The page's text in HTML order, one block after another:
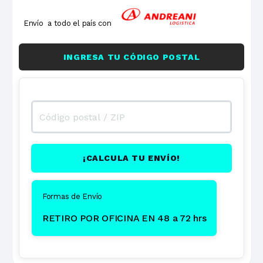
Envío a todo el país con
INGRESA TU CÓDIGO POSTAL
¡CALCULA TU ENVÍO!
Formas de Envío
RETIRO POR OFICINA EN 48 a 72 hrs